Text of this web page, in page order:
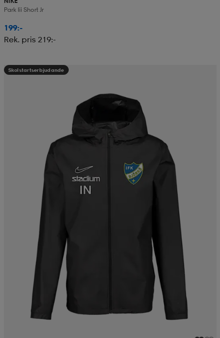
Park Iii Short Jr
199:-
Rek. pris 219:-
Skolstartserbjudande